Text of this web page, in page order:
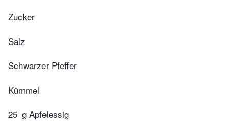
Zucker
Salz
Schwarzer Pfeffer
Kümmel
25 g Apfelessig